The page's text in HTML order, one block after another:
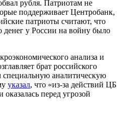
рубля. Патриотам не
поддерживает Центробанк,
патриоты считают, что
у России на войну было
анализа и
брат российского
аналитическую
указал, что «из-за действий ЦБ
перед угрозой